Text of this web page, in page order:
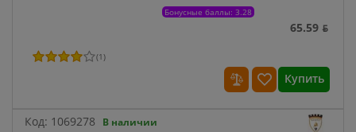
Бонусные баллы: 3.28
65.59 ƃ
(1)
Купить
Код: 1069278 В наличии